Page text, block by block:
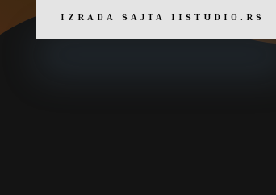
IZRADA SAJTA IISTUDIO.RS